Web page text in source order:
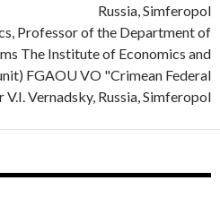
Russia, Simferopol
Professor of the Department of
The Institute of Economics and
FGAOU VO "Crimean Federal
Vernadsky, Russia, Simferopol